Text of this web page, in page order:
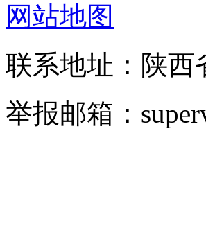
网站地图
联系地址：陕西
举报邮箱：